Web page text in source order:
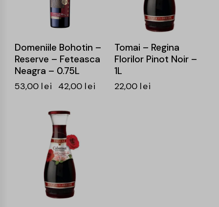
Domeniile Bohotin –
Reserve – Feteasca
Neagra – 0.75L
53,00 lei 42,00 lei
Tomai – Regina
Florilor Pinot Noir –
1L
22,00 lei